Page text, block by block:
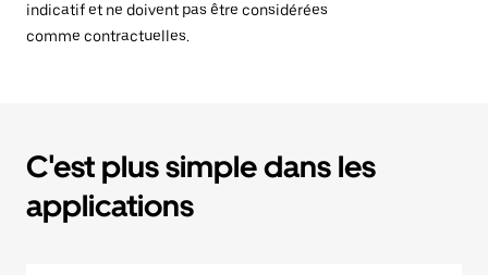
indicatif et ne doivent pas être considérées
comme contractuelles.
C'est plus simple dans les
applications